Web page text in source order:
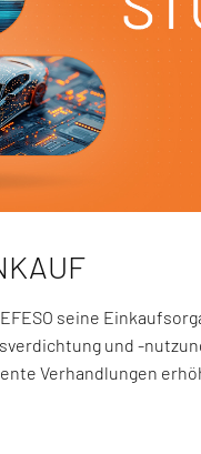
seine
und -
Verhandlungen